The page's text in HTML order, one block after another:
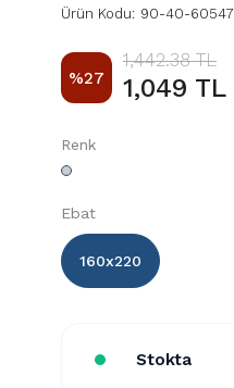
Ürün Kodu: 90-40-60547
%27
1,442.38 TL
1,049 TL
Renk
Ebat
160x220
Stokta